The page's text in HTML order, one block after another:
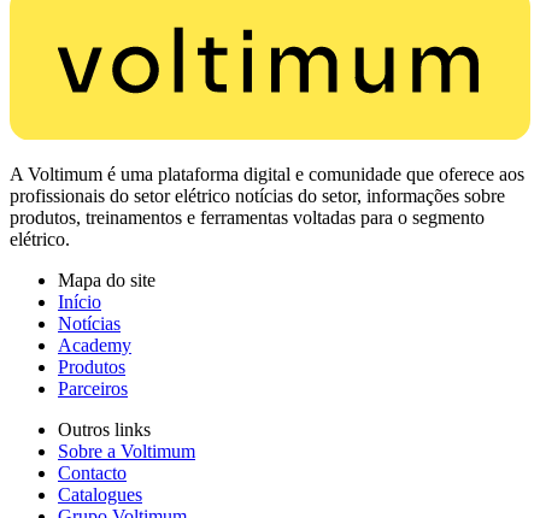
A Voltimum é uma plataforma digital e comunidade que oferece aos
profissionais do setor elétrico notícias do setor, informações sobre
produtos, treinamentos e ferramentas voltadas para o segmento
elétrico.
Mapa do site
Início
Notícias
Academy
Produtos
Parceiros
Outros links
Sobre a Voltimum
Contacto
Catalogues